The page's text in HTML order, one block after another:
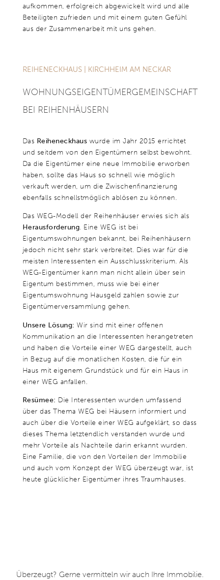
aufkommen, erfolgreich abgewickelt wird und alle
Beteiligten zufrieden und mit einem guten Gefühl
aus der Zusammenarbeit mit uns gehen.
„Wir haben bei Kim unsere jetzige Immobilie gekauft und auch unsere
ehrlichen Austausch und auch für Deine Art und den uneingeschränkten
empfehlen dich auf jeden Fall jedem weiter, der seine Immobilie
verkaufen möchte. Vielen Dank und alles Gute.“
REIHENECKHAUS | KIRCHHEIM AM NECKAR
WOHNUNGS­EIGENTÜMER­GEMEIN­SCHAFT
BEI REIHENHÄUSERN
Das Reiheneckhaus wurde im Jahr 2015 errichtet
und seitdem von den Eigentümern selbst bewohnt.
Da die Eigentümer eine neue Immobilie erworben
haben, sollte das Haus so schnell wie möglich
verkauft werden, um die Zwischenfinanzierung
ebenfalls schnellstmöglich ablösen zu können.
Das WEG-Modell der Reihenhäuser erwies sich als
Herausforderung. Eine WEG ist bei
Eigentumswohnungen bekannt, bei Reihenhäusern
jedoch nicht sehr stark verbreitet. Dies war für die
meisten Interessenten ein Ausschlusskriterium. Als
WEG-Eigentümer kann man nicht allein über sein
Eigentum bestimmen, muss wie bei einer
Eigentumswohnung Hausgeld zahlen sowie zur
Eigentümerversammlung gehen.
Unsere Lösung: Wir sind mit einer offenen
Kommunikation an die Interessenten herangetreten
und haben die Vorteile einer WEG dargestellt, auch
in Bezug auf die monatlichen Kosten, die für ein
Haus mit eigenem Grundstück und für ein Haus in
einer WEG anfallen.
Resümee: Die Interessenten wurden umfassend
über das Thema WEG bei Häusern informiert und
auch über die Vorteile einer WEG aufgeklärt, so dass
dieses Thema letztendlich verstanden wurde und
mehr Vorteile als Nachteile darin erkannt wurden.
Eine Familie, die von den Vorteilen der Immobilie
und auch vom Konzept der WEG überzeugt war, ist
heute glücklicher Eigentümer ihres Traumhauses.
Überzeugt? Gerne vermitteln wir auch Ihre Immobilie.